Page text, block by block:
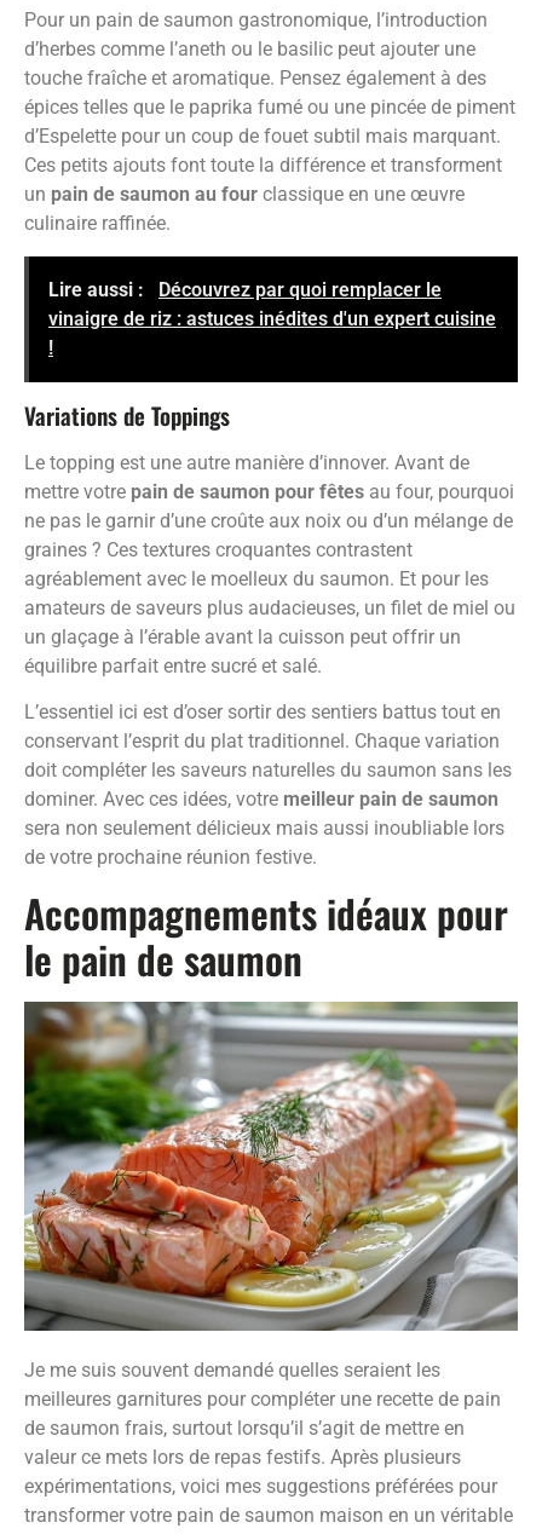
Pour un pain de saumon gastronomique, l’introduction
d’herbes comme l’aneth ou le basilic peut ajouter une
touche fraîche et aromatique. Pensez également à des
épices telles que le paprika fumé ou une pincée de piment
d’Espelette pour un coup de fouet subtil mais marquant.
Ces petits ajouts font toute la différence et transforment
un pain de saumon au four classique en une œuvre
culinaire raffinée.
Lire aussi :
Découvrez par quoi remplacer le
vinaigre de riz : astuces inédites d'un expert cuisine
!
Variations de Toppings
Le topping est une autre manière d’innover. Avant de
mettre votre pain de saumon pour fêtes au four, pourquoi
ne pas le garnir d’une croûte aux noix ou d’un mélange de
graines ? Ces textures croquantes contrastent
agréablement avec le moelleux du saumon. Et pour les
amateurs de saveurs plus audacieuses, un filet de miel ou
un glaçage à l’érable avant la cuisson peut offrir un
équilibre parfait entre sucré et salé.
L’essentiel ici est d’oser sortir des sentiers battus tout en
conservant l’esprit du plat traditionnel. Chaque variation
doit compléter les saveurs naturelles du saumon sans les
dominer. Avec ces idées, votre meilleur pain de saumon
sera non seulement délicieux mais aussi inoubliable lors
de votre prochaine réunion festive.
Accompagnements idéaux pour
le pain de saumon
Je me suis souvent demandé quelles seraient les
meilleures garnitures pour compléter une recette de pain
de saumon frais, surtout lorsqu’il s’agit de mettre en
valeur ce mets lors de repas festifs. Après plusieurs
expérimentations, voici mes suggestions préférées pour
transformer votre pain de saumon maison en un véritable